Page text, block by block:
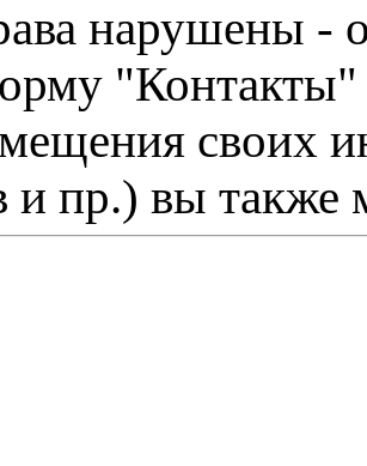
нарушены -
"Контакты"
своих
и пр.) вы также